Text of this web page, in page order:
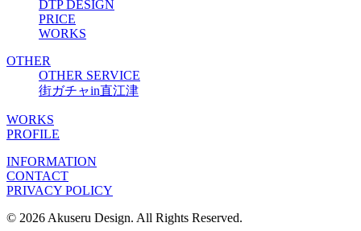
DTP DESIGN
PRICE
WORKS
OTHER
OTHER SERVICE
街ガチャin直江津
WORKS
PROFILE
INFORMATION
CONTACT
PRIVACY POLICY
© 2026 Akuseru Design. All Rights Reserved.